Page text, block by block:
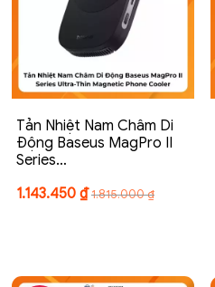
Tản Nhiệt Nam Châm Di
Động Baseus MagPro II
Series…
1.143.450 ₫1.815.000₫